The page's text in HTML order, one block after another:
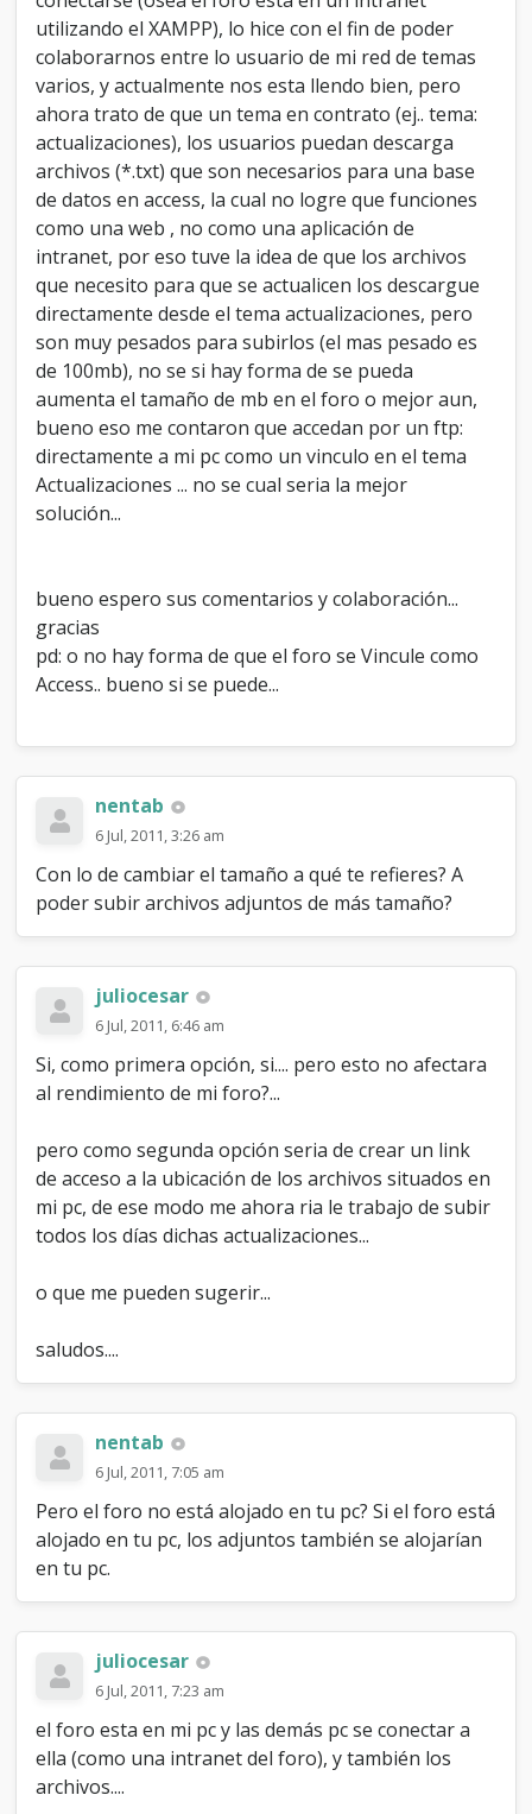
o
r
o
M
B
B
c
o
m
o
D
i
s
r
i
b
u
d
o
c
u
a
c
e
s
utilizando el XAMPP), lo hice con el fin de poder
colaborarnos entre lo usuario de mi red de temas
varios, y actualmente nos esta llendo bien, pero
ahora trato de que un tema en contrato (ej.. tema:
actualizaciones), los usuarios puedan descarga
archivos (*.txt) que son necesarios para una base
de datos en access, la cual no logre que funciones
como una web , no como una aplicación de
intranet, por eso tuve la idea de que los archivos
que necesito para que se actualicen los descargue
directamente desde el tema actualizaciones, pero
son muy pesados para subirlos (el mas pesado es
de 100mb), no se si hay forma de se pueda
aumenta el tamaño de mb en el foro o mejor aun,
bueno eso me contaron que accedan por un ftp:
directamente a mi pc como un vinculo en el tema
Actualizaciones ... no se cual seria la mejor
solución...
bueno espero sus comentarios y colaboración...
gracias
pd: o no hay forma de que el foro se Vincule como
Access.. bueno si se puede...
nentab
6 Jul, 2011, 3:26 am
Con lo de cambiar el tamaño a qué te refieres? A
poder subir archivos adjuntos de más tamaño?
juliocesar
6 Jul, 2011, 6:46 am
Si, como primera opción, si.... pero esto no afectara
al rendimiento de mi foro?...
pero como segunda opción seria de crear un link
de acceso a la ubicación de los archivos situados en
mi pc, de ese modo me ahora ria le trabajo de subir
todos los días dichas actualizaciones...
o que me pueden sugerir...
saludos....
nentab
6 Jul, 2011, 7:05 am
Pero el foro no está alojado en tu pc? Si el foro está
alojado en tu pc, los adjuntos también se alojarían
en tu pc.
juliocesar
6 Jul, 2011, 7:23 am
el foro esta en mi pc y las demás pc se conectar a
ella (como una intranet del foro), y también los
archivos....